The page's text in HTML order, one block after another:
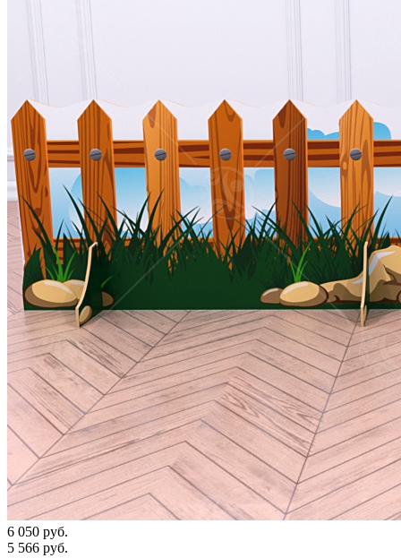
6 050 руб.
5 566 руб.